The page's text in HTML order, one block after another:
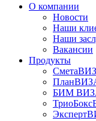
О компании
Новости
Наши
Наши
Вакансии
Продукты
БИМ